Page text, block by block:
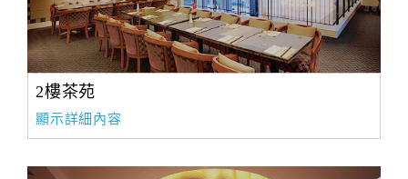
2樓茶苑
顯示詳細內容